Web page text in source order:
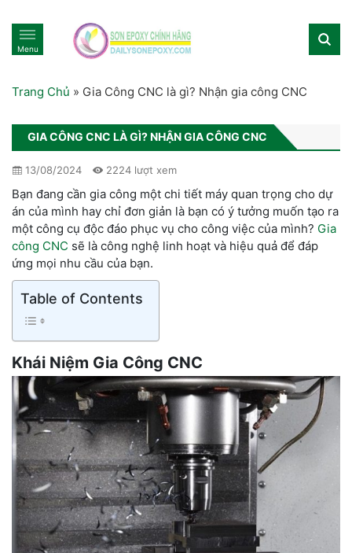
Menu
Trang Chủ » Gia Công CNC là gì? Nhận gia công CNC
GIA CÔNG CNC LÀ GÌ? NHẬN GIA CÔNG CNC
13/08/2024 2224 lượt xem
Bạn đang cần gia công một chi tiết máy quan trọng cho dự
án của mình hay chỉ đơn giản là bạn có ý tưởng muốn tạo ra
một công cụ độc đáo phục vụ cho công việc của mình? Gia
công CNC sẽ là công nghệ linh hoạt và hiệu quả để đáp
ứng mọi nhu cầu của bạn.
Table of Contents
Khái Niệm Gia Công CNC